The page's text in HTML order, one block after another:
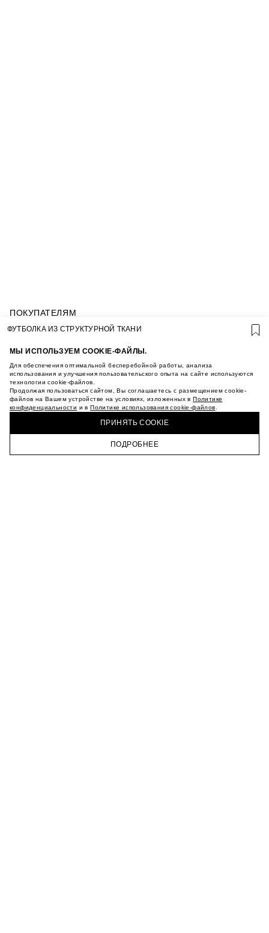
МЫ ИСПОЛЬЗУЕМ COOKIE-ФАЙЛЫ.
Для обеспечения оптимальной бесперебойной работы, анализа
использования и улучшения пользовательского опыта на сайте используются
технологии cookie-файлов.
Продолжая пользоваться сайтом, Вы соглашаетесь с размещением cookie-
файлов на Вашем устройстве на условиях, изложенных вПолитике
конфиденциальности и вПолитике использования cookie-файлов
ПРИНЯТЬ COOKIE
ПОДРОБНЕЕ
ГЛАВНАЯ КАТАЛОГ КОРЗИНА ПРОФИЛЬ
ПОКУПАТЕЛЯМ
УСЛОВИЯ ИСПОЛЬЗОВАНИЯ ПОДАРОЧНЫХ
ПОЛИТИКА КОНФИДЕНЦИАЛЬНОСТИ
УСЛОВИЯ ПОКУПКИ
О НАС
МАГАЗИНЫ
КАРЬЕРА
ТЕЛЕГРАМ
ПОДПИСАТЬСЯ НА НОВОСТИ
ФУТБОЛКА ИЗ СТРУКТУРНОЙ ТКАНИ
КУПИТЬ + ПОЛУЧИТЬ В МАГАЗИНЕ MAAG